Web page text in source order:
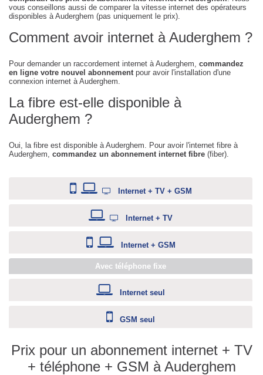
vous conseillons aussi de comparer la vitesse internet des opérateurs
disponibles à Auderghem (pas uniquement le prix).
Comment avoir internet à Auderghem ?
Pour demander un raccordement internet à Auderghem, commandez
en ligne votre nouvel abonnement pour avoir l'installation d'une
connexion internet à Auderghem.
La fibre est-elle disponible à
Auderghem ?
Oui, la fibre est disponible à Auderghem. Pour avoir l'internet fibre à
Auderghem, commandez un abonnement internet fibre (fiber).
Internet + TV + GSM
Internet + TV
Internet + GSM
Avec téléphone fixe
Internet seul
GSM seul
Prix pour un abonnement internet + TV
+ téléphone + GSM à Auderghem